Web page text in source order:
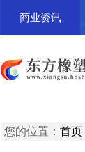
商业资讯
您的位置： 首页